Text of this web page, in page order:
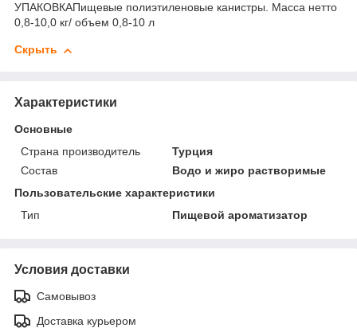
УПАКОВКАПищевые полиэтиленовые канистры. Масса нетто
0,8-10,0 кг/ объем 0,8-10 л
Скрыть
Характеристики
Основные
Страна производитель
Турция
Состав
Водо и жиро растворимые
Пользовательские характеристики
Тип
Пищевой ароматизатор
Условия доставки
Самовывоз
Доставка курьером